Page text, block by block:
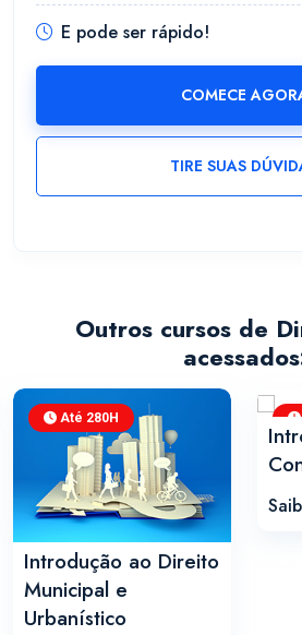
E pode ser rápido!
COMECE
TIRE SUAS
Outros cursos de
Até 280H
Introdução ao Direito
Municipal e
Urbanístico